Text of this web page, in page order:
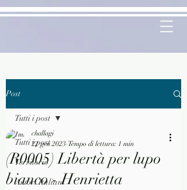
Post
Tutti i post
Territorio
Autori Italiani
Tutti i post
(R0005) Libertà per lupo
bianco - Henrietta
challagi
22 gen 2023 Tempo di lettura: 1 min